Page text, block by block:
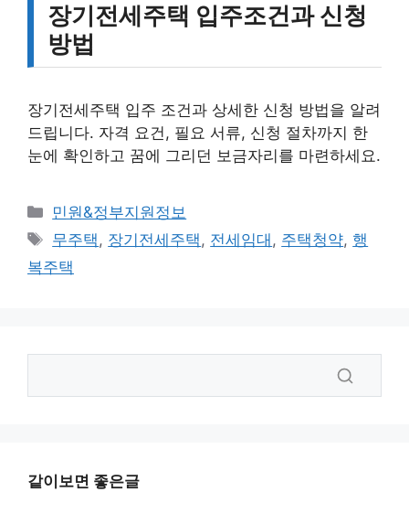
장기전세주택 입주조건과 신청
방법
장기전세주택 입주 조건과 상세한 신청 방법을 알려
드립니다. 자격 요건, 필요 서류, 신청 절차까지 한
눈에 확인하고 꿈에 그리던 보금자리를 마련하세요.
카
테
리
민원&정부지원정보
태
그
무주택, 장기전세주택, 전세임대 , 주택청약, 행
복주택
같이보면 좋은글